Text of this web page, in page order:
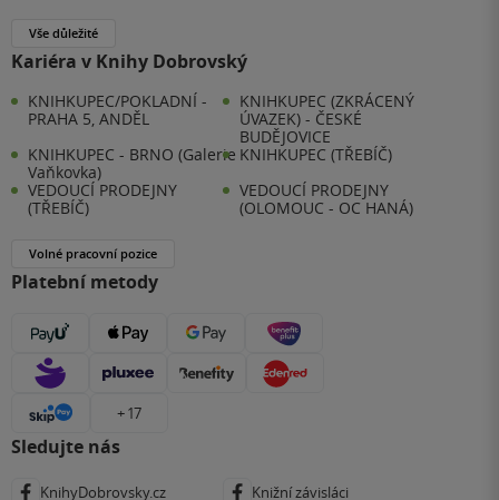
Vše důležité
Kariéra v Knihy Dobrovský
KNIHKUPEC/POKLADNÍ -
PRAHA 5, ANDĚL
KNIHKUPEC (ZKRÁCENÝ
ÚVAZEK) - ČESKÉ
BUDĚJOVICE
KNIHKUPEC - BRNO (Galerie
Vaňkovka)
KNIHKUPEC (TŘEBÍČ)
VEDOUCÍ PRODEJNY
(TŘEBÍČ)
VEDOUCÍ PRODEJNY
(OLOMOUC - OC HANÁ)
Volné pracovní pozice
Platební metody
+ 17
Sledujte nás
KnihyDobrovsky.cz
Knižní závisláci